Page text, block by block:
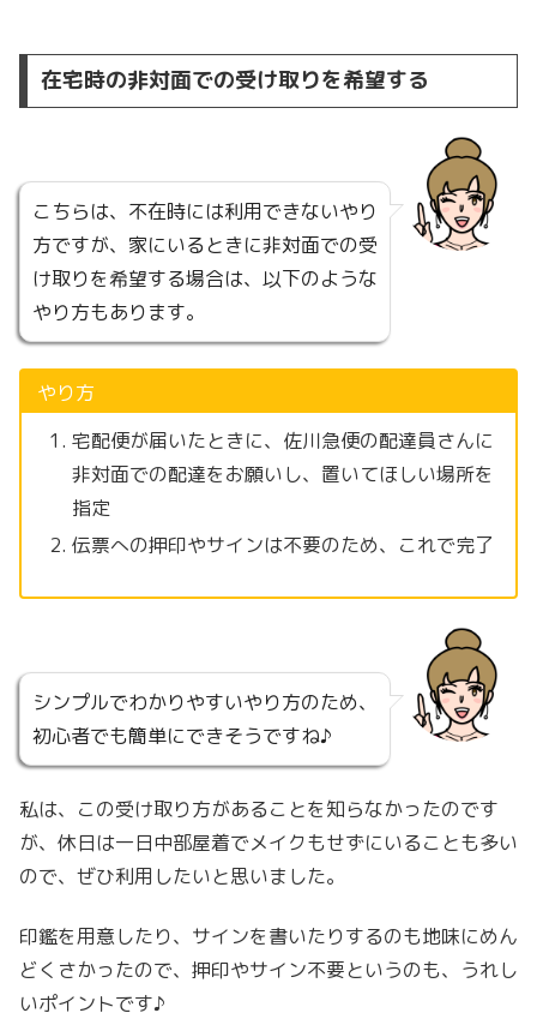
在宅時の非対面での受け取りを希望する
こちらは、不在時には利用できないやり
方ですが、家にいるときに非対面での受
け取りを希望する場合は、以下のような
やり方もあります。
やり方
宅配便が届いたときに、佐川急便の配達員さんに
非対面での配達をお願いし、置いてほしい場所を
指定
伝票への押印やサインは不要のため、これで完了
シンプルでわかりやすいやり方のため、
初心者でも簡単にできそうですね♪
私は、この受け取り方があることを知らなかったのです
が、休日は一日中部屋着でメイクもせずにいることも多い
ので、ぜひ利用したいと思いました。
印鑑を用意したり、サインを書いたりするのも地味にめん
どくさかったので、押印やサイン不要というのも、うれし
いポイントです♪